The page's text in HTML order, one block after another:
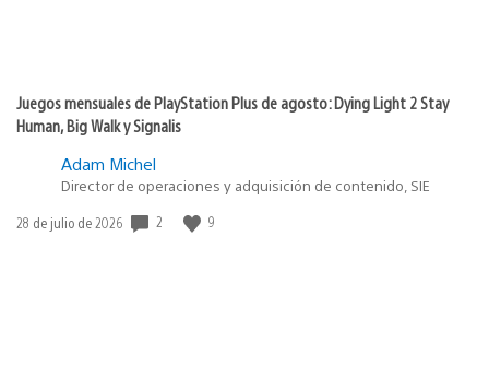
Juegos mensuales de PlayStation Plus de agosto: Dying Light 2 Stay
Human, Big Walk y Signalis
Adam Michel
Director de operaciones y adquisición de contenido, SIE
Fecha
28 de julio de 2026 2 9